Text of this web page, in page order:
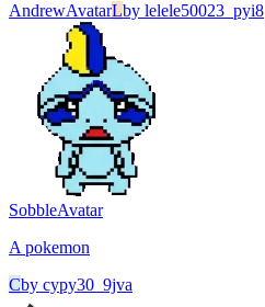
AndrewAvatarLby lelele50023_pyi8
SobbleAvatar
A pokemon
Cby cypy30_9jva